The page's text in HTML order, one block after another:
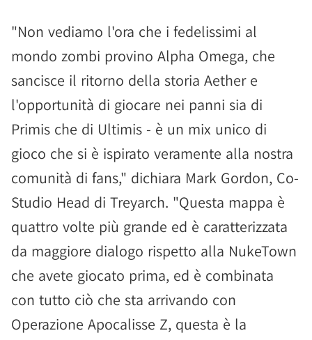
"Non vediamo l'ora che i fedelissimi al
mondo zombi provino Alpha Omega, che
sancisce il ritorno della storia Aether e
l'opportunità di giocare nei panni sia di
Primis che di Ultimis - è un mix unico di
gioco che si è ispirato veramente alla nostra
comunità di fans," dichiara Mark Gordon, Co-
Studio Head di Treyarch. "Questa mappa è
quattro volte più grande ed è caratterizzata
da maggiore dialogo rispetto alla NukeTown
che avete giocato prima, ed è combinata
con tutto ciò che sta arrivando con
Operazione Apocalisse Z, questa è la